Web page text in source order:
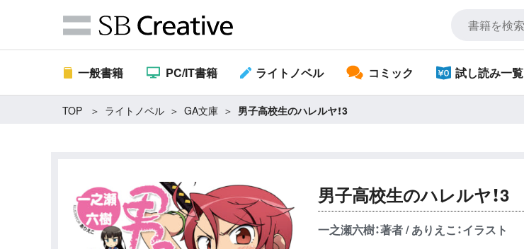
一般書籍 PC/IT書籍 ライトノベル コミック 試し読み一覧
TOP ライトノベル GA文庫 男子高校生のハレルヤ！3
男子高校生のハレルヤ！3
一之瀬六樹：著者 / ありえこ：イラスト